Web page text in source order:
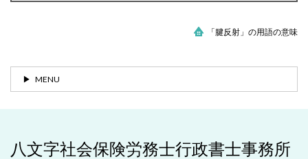
「腱反射」の用語の意味
MENU
八文字社会保険労務士行政書士事務所